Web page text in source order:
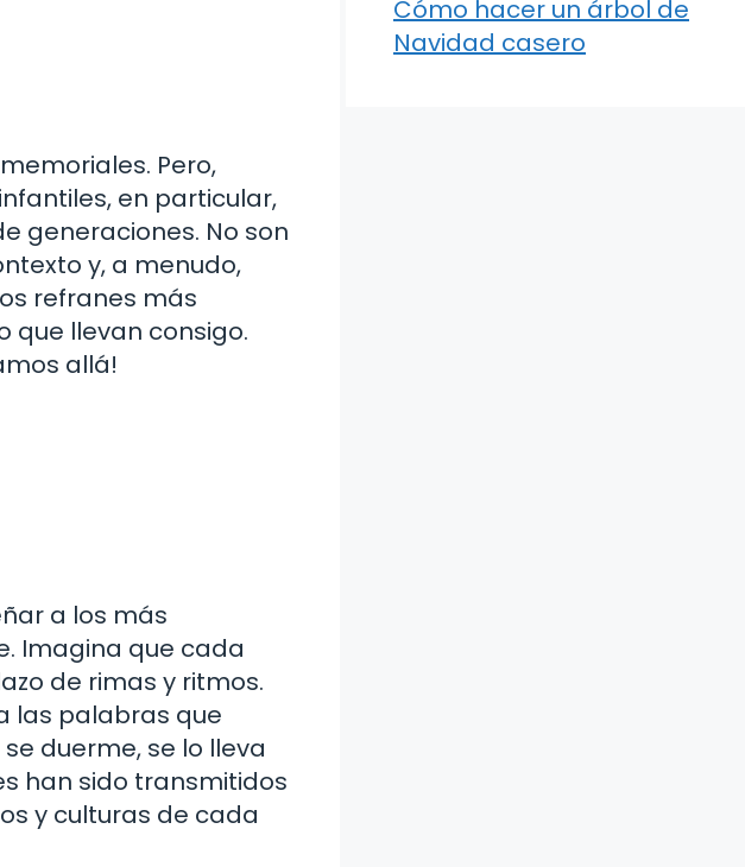
Pero,
en particular,
generaciones. No son
y, a menudo,
refranes más
que llevan consigo.
allá!
a los más
Imagina que cada
de rimas y ritmos.
las palabras que
duerme, se lo lleva
han sido transmitidos
y culturas de cada
Cómo hacer un árbol de
Navidad casero